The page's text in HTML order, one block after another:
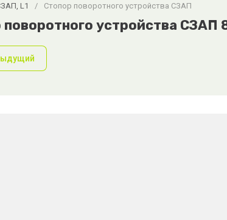
L1 / Стопор поворотного устройства СЗАП
поворотного устройства СЗАП